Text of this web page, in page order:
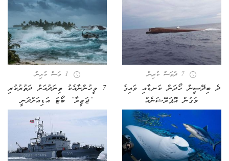
7 ދުވަސް ކުރިން
ދެ ބިދޭސީން ހޯދަން ކަނޑާއި ވައިގެ
މަގުން އޮޕަރޭޝަނެއް
1 މަސް ކުރިން
7 މީހުންނާއެކު ތިނަދުއަށް ދަތުރުކުރި
“ޖަޒީރާ” ބޯޓު އަޑިއަށްދަނީ